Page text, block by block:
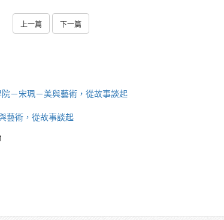
上一篇 下一篇
－宋珮－美與藝術，從故事談起
藝術，從故事談起